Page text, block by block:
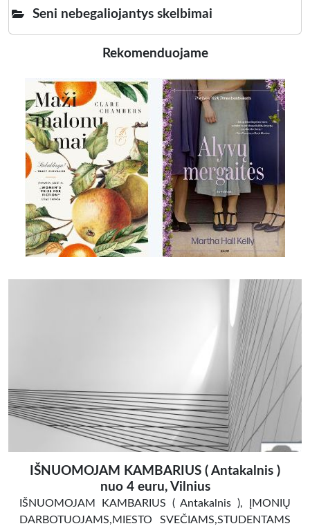
Seni nebegaliojantys skelbimai
Rekomenduojame
IŠNUOMOJAM KAMBARIUS ( Antakalnis )
nuo 4 euru, Vilnius
IŠNUOMOJAM KAMBARIUS ( Antakalnis ), ĮMONIŲ
DARBOTUOJAMS,MIESTO SVEČIAMS,STUDENTAMS